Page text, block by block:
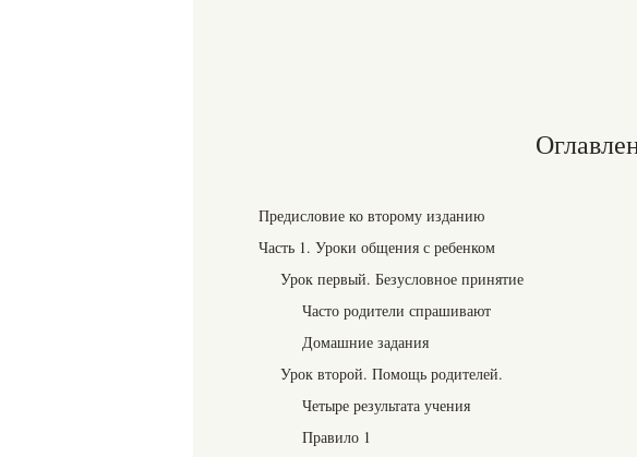
Предисловие ко второму изданию
Часть 1. Уроки общения с ребенком
Урок первый. Безусловное принятие
Часто родители спрашивают
Домашние задания
Урок второй. Помощь родителей.
Четыре результата учения
Правило 1